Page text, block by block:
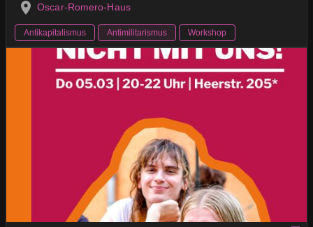
Oscar-Romero-Haus
Antikapitalismus Antimilitarismus Workshop